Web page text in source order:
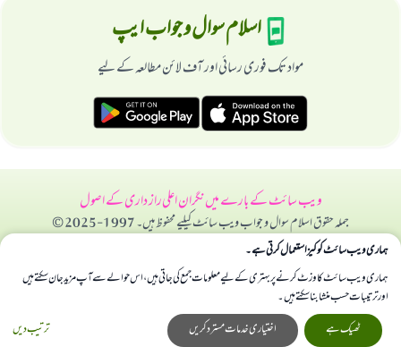
اسلام سوال و جواب ایپ
مواد تک فوری رسائی اور آف لائن مطالعہ کے لیے
ویب سائٹ کے بارے میںنگران اعلیراز داری کے اصول
جملہ حقوق اسلام سوال و جواب ویب سائٹ کیلیے محفوظ ہیں۔ 1997-2025 ©
ہماری ویب سائٹ کوکیز استعمال کرتی ہے۔
ہماری ویب سائٹ کا وزٹ کرنے پر بہتری کے لیے معلومات جمع کی جاتی ہیں، اس حوالے سے آپ مزید جان سکتے ہیں
اور ترتیبات حسب منشا بنا سکتے ہیں۔
ترتیب دیں
اختیاری خدمات مسترد کریں ٹھیک ہے